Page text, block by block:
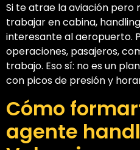
Si te atrae la aviación pero
trabajar en cabina,
interesante al aeropuerto.
operaciones, pasajeros,
trabajo. Eso sí: no es un
con picos de presión y
Cómo
agente